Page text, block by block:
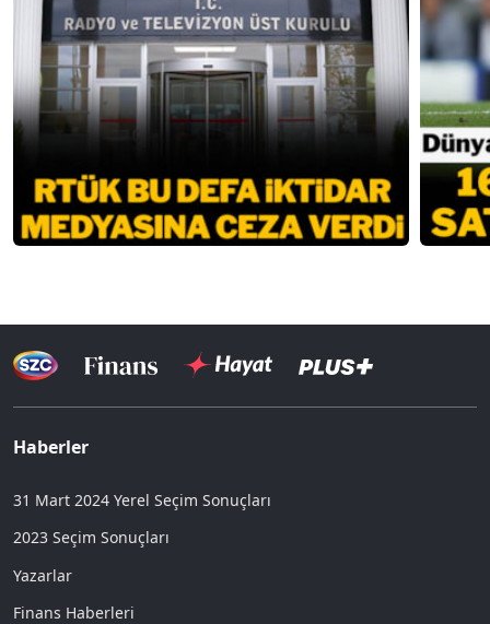
Haberler
31 Mart 2024 Yerel Seçim Sonuçları
2023 Seçim Sonuçları
Yazarlar
Finans Haberleri